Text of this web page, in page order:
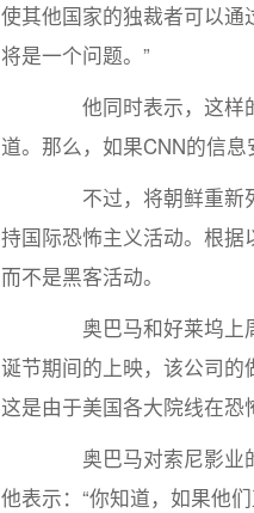
使其他国家的独裁者可以
将是一个问题。”
他同时表示，这样的
道。那么，如果CNN的信
不过，将朝鲜重新列
持国际恐怖主义活动。根据
而不是黑客活动。
奥巴马和好莱坞上周
诞节期间的上映，该公司的
这是由于美国各大院线在恐
奥巴马对索尼影业的
他表示：“你知道，如果他